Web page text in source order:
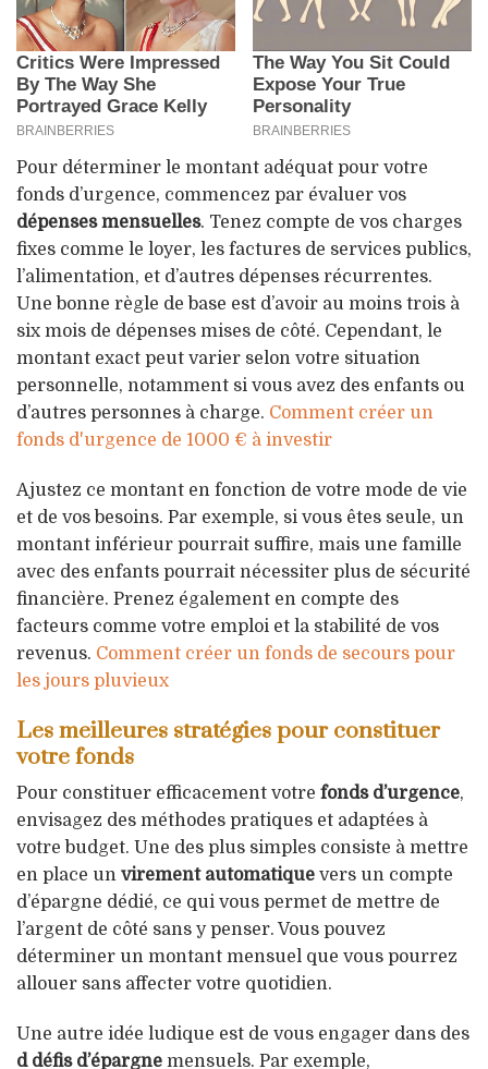
Pour déterminer le montant adéquat pour votre
fonds d’urgence, commencez par évaluer vos
dépenses mensuelles. Tenez compte de vos charges
fixes comme le loyer, les factures de services publics,
l’alimentation, et d’autres dépenses récurrentes.
Une bonne règle de base est d’avoir au moins trois à
six mois de dépenses mises de côté. Cependant, le
montant exact peut varier selon votre situation
personnelle, notamment si vous avez des enfants ou
d’autres personnes à charge. Comment créer un
fonds d'urgence de 1000 € à investir
Ajustez ce montant en fonction de votre mode de vie
et de vos besoins. Par exemple, si vous êtes seule, un
montant inférieur pourrait suffire, mais une famille
avec des enfants pourrait nécessiter plus de sécurité
financière. Prenez également en compte des
facteurs comme votre emploi et la stabilité de vos
revenus. Comment créer un fonds de secours pour
les jours pluvieux
Les meilleures stratégies pour constituer
votre fonds
Pour constituer efficacement votre fonds d’urgence,
envisagez des méthodes pratiques et adaptées à
votre budget. Une des plus simples consiste à mettre
en place un virement automatique vers un compte
d’épargne dédié, ce qui vous permet de mettre de
l’argent de côté sans y penser. Vous pouvez
déterminer un montant mensuel que vous pourrez
allouer sans affecter votre quotidien.
Une autre idée ludique est de vous engager dans des
d défis d’épargne mensuels. Par exemple,